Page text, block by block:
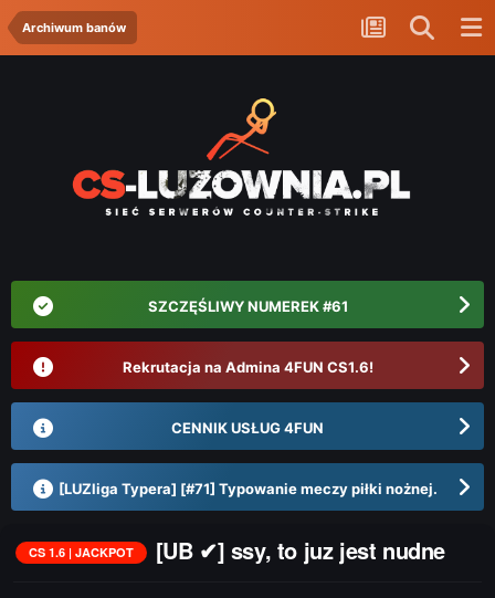
Archiwum banów
SZCZĘŚLIWY NUMEREK #61
Rekrutacja na Admina 4FUN CS1.6!
CENNIK USŁUG 4FUN
[LUZliga Typera] [#71] Typowanie meczy piłki nożnej.
CS 1.6 | JACKPOT [UB ✔] ssy, to juz jest nudne